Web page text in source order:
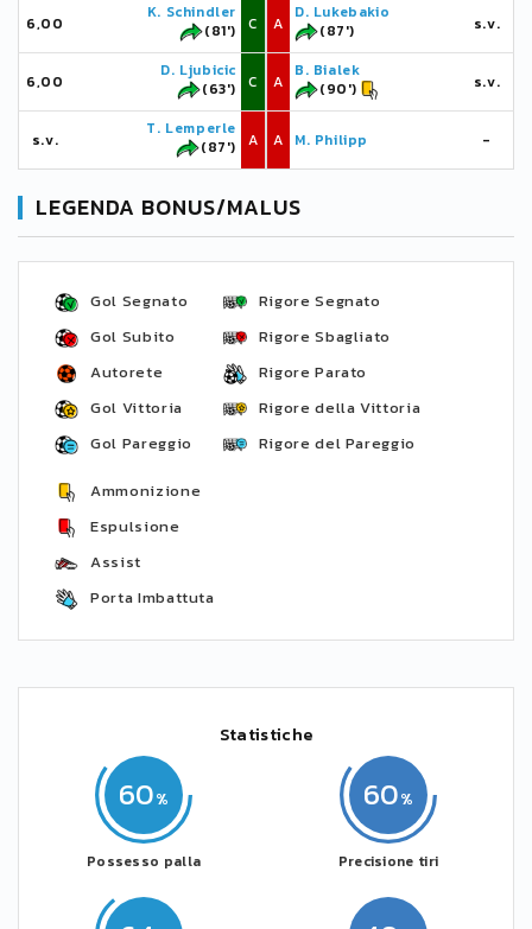
6,00
K. Schindler
(81')
C
6,00
D. Ljubicic
(63')
C
s.v.
T. Lemperle
(87')
A
A
D. Lukebakio
(87')
s.v.
A
B. Bialek
(90')
s.v.
A M. Philipp -
LEGENDA BONUS/MALUS
Gol Segnato
Gol Subito
Autorete
Gol Vittoria
Gol Pareggio
Rigore Segnato
Rigore Sbagliato
Rigore Parato
Rigore della Vittoria
Rigore del Pareggio
Ammonizione
Espulsione
Assist
Porta Imbattuta
Statistiche
60
Possesso palla
60
Precisione tiri